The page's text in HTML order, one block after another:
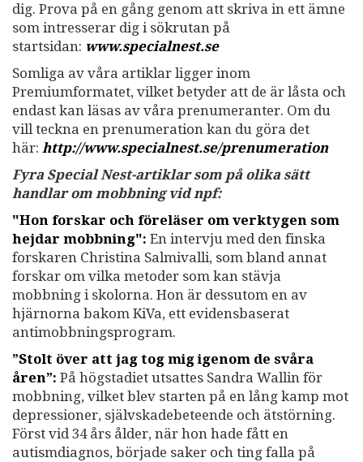
dig. Prova på en gång genom att skriva in ett ämne
som intresserar dig i sökrutan på
startsidan: www.specialnest.se
Somliga av våra artiklar ligger inom
Premiumformatet, vilket betyder att de är låsta och
endast kan läsas av våra prenumeranter. Om du
vill teckna en prenumeration kan du göra det
här: http://www.specialnest.se/prenumeration
Fyra Special Nest-artiklar som på olika sätt
handlar om mobbning vid npf:
"Hon forskar och föreläser om verktygen som
hejdar mobbning": En intervju med den finska
forskaren Christina Salmivalli, som bland annat
forskar om vilka metoder som kan stävja
mobbning i skolorna. Hon är dessutom en av
hjärnorna bakom KiVa, ett evidensbaserat
antimobbningsprogram.
”Stolt över att jag tog mig igenom de svåra
åren”: På högstadiet utsattes Sandra Wallin för
mobbning, vilket blev starten på en lång kamp mot
depressioner, självskadebeteende och ätstörning.
Först vid 34 års ålder, när hon hade fått en
autismdiagnos, började saker och ting falla på